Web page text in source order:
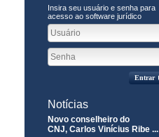
Insira seu usuário e senha para
acesso ao software jurídico
Entrar
Notícias
Novo conselheiro do
CNJ, Carlos Vinícius Ribe ...
Destrava avança com
definição de estratégias ...